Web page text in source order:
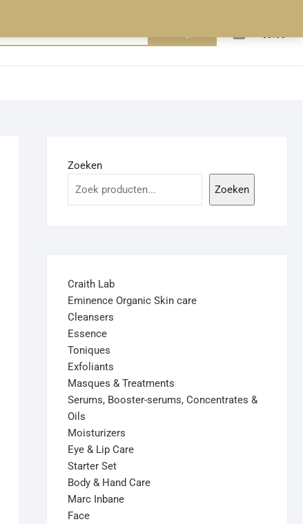
€0.00
Zoeken
Zoeken
Craith Lab
Eminence Organic Skin care
Cleansers
Essence
Toniques
Exfoliants
Masques & Treatments
Serums, Booster-serums, Concentrates &
Oils
Moisturizers
Eye & Lip Care
Starter Set
Body & Hand Care
Marc Inbane
Face